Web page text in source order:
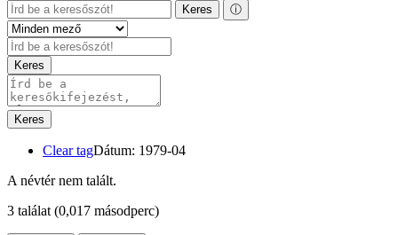
Keres ⓘ
Keres
Keres
Clear tagDátum: 1979-04
A névtér nem talált.
3 találat (0,017 másodperc)